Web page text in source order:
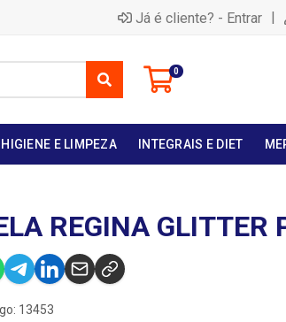
Já é cliente? - Entrar |
0
HIGIENE E LIMPEZA INTEGRAIS E DIET
REGINA GLITTER
13453